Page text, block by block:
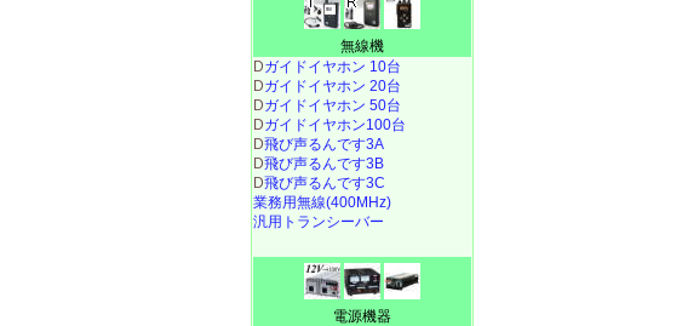
無線機
Dガイドイヤホン 10台
Dガイドイヤホン 20台
Dガイドイヤホン 50台
Dガイドイヤホン100台
D飛び声るんです3A
D飛び声るんです3B
D飛び声るんです3C
業務用無線(400MHz)
汎用トランシーバー
電源機器